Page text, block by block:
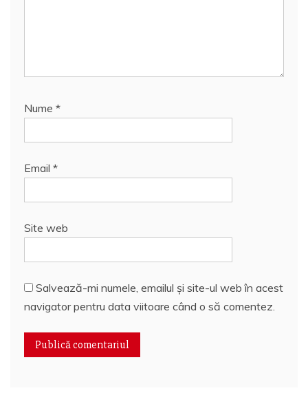
Nume *
Email *
Site web
Salvează-mi numele, emailul și site-ul web în acest
navigator pentru data viitoare când o să comentez.